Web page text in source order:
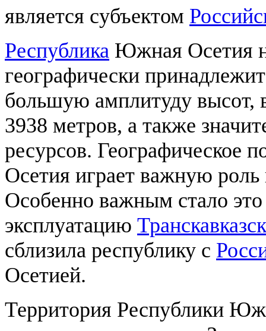
является субъектом
Республика Южная Осетия
географически
большую амплитуду
3938 метров, а также
ресурсов. Географическое
Осетия играет важную роль
Особенно важным стало
эксплуатацию
сблизила республику с
Осетией.
Территория Республики